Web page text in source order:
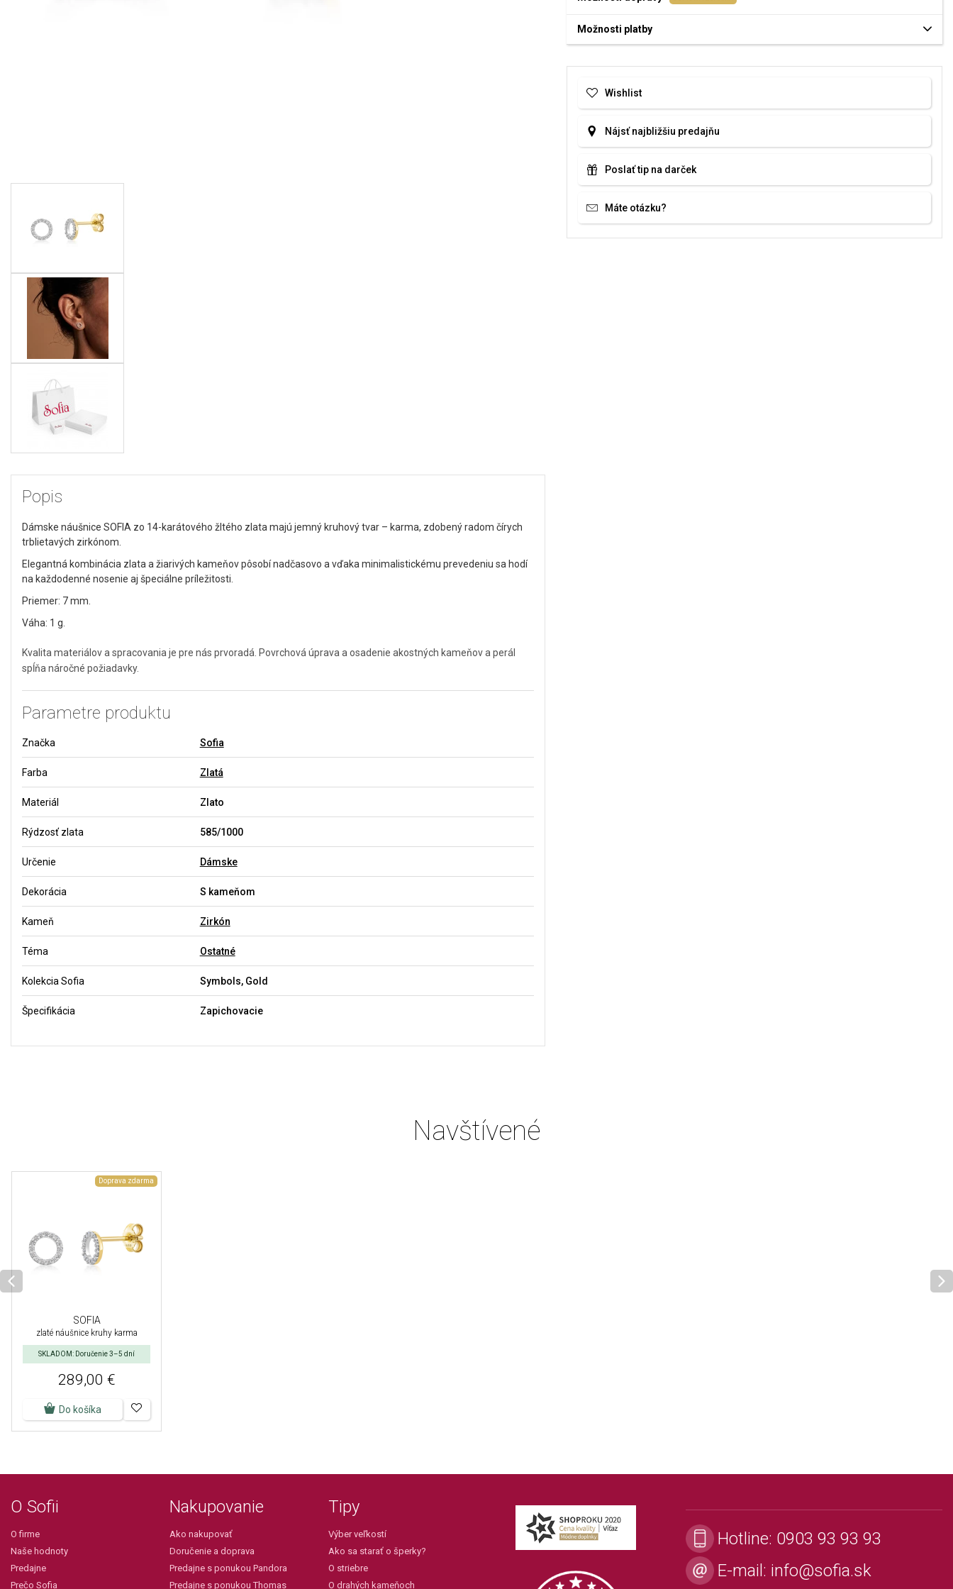
Popis
Dámske náušnice SOFIA zo 14-karátového žltého zlata majú jemný kruhový tvar – karma, zdobený radom čírych
trblietavých zirkónom.
Elegantná kombinácia zlata a žiarivých kameňov pôsobí nadčasovo a vďaka minimalistickému prevedeniu sa hodí
na každodenné nosenie aj špeciálne príležitosti.
Priemer: 7 mm.
Váha: 1 g.
Kvalita materiálov a spracovania je pre nás prvoradá. Povrchová úprava a osadenie akostných kameňov a perál
spĺňa náročné požiadavky.
Parametre produktu
Značka Sofia
Farba Zlatá
Materiál Zlato
Rýdzosť zlata 585/1000
Určenie Dámske
Dekorácia S kameňom
Kameň Zirkón
Téma Ostatné
Kolekcia Sofia Symbols, Gold
Špecifikácia Zapichovacie
Možnosti platby
Wishlist
Nájsť najbližšiu predajňu
Poslať tip na darček
Máte otázku?
Navštívené
Doprava zdarma
SOFIA
zlaté náušnice kruhy karma
SKLADOM: Doručenie 3–5 dní
289,00 €
Do košíka
O Sofii
O firme
Naše hodnoty
Predajne
Prečo Sofia
Nakupovanie
Ako nakupovať
Doručenie a doprava
Predajne s ponukou Pandora
Predajne s ponukou Thomas
Tipy
Výber veľkostí
Ako sa starať o šperky?
O striebre
O drahých kameňoch
Hotline: 0903 93 93 93
E-mail: info@sofia.sk